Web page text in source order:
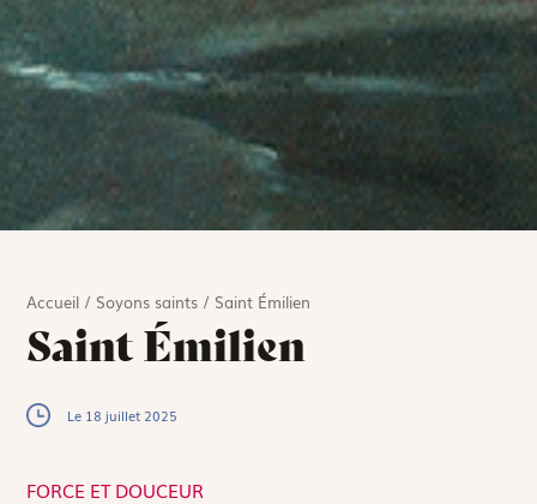
Accueil / Soyons saints / Saint Émilien
Saint Émilien
Le 18 juillet 2025
FORCE ET DOUCEUR